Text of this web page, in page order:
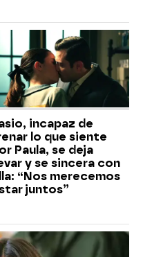
incapaz de
lo que siente
Paula, se deja
y se sincera con
“Nos merecemos
juntos”